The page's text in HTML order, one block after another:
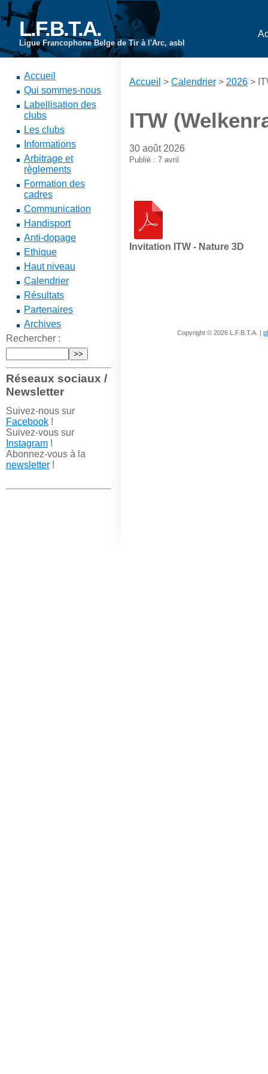
L.F.B.T.A.
Ligue Francophone Belge de Tir à l'Arc, asbl
Accueil
Qui sommes-nous
Labellisation des
clubs
Les clubs
Informations
Arbitrage et
règlements
Formation des
cadres
Communication
Handisport
Anti-dopage
Ethique
Haut niveau
Calendrier
Résultats
Partenaires
Archives
Rechercher :
Réseaux sociaux /
Newsletter
Suivez-nous sur
Facebook!
Suivez-vous sur
Instagram!
Abonnez-vous à la
newsletter!
Accueil > Calendrier> 2026>
ITW
30 août 2026
Publié : 7 avril
Invitation ITW - Nature 3D
Copyright © 2026 L.F.B.T.A. |